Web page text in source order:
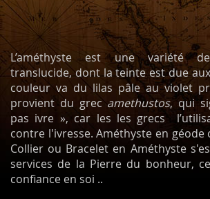
L’améthyste est une variété
translucide, dont la teinte est due
couleur va du lilas pâle au violet
provient du grec amethustos, qui
pas ivre », car les les grecs
contre l'ivresse. Améthyste en
Collier ou Bracelet en Améthyste
services de la Pierre du bonheur,
confiance en soi ..